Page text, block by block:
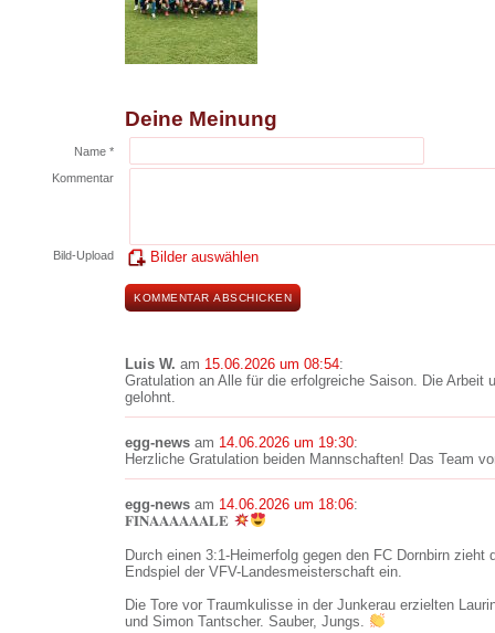
Deine Meinung
Name *
Kommentar
Bild-Upload Bilder auswählen
Luis W. am 15.06.2026 um 08:54:
Gratulation an Alle für die erfolgreiche Saison. Die Arbeit
gelohnt.
egg-news am 14.06.2026 um 19:30:
Herzliche Gratulation beiden Mannschaften! Das Team
egg-news am 14.06.2026 um 18:06:
𝐅𝐈𝐍𝐀𝐀𝐀𝐀𝐀𝐀𝐋𝐄
Durch einen 3:1-Heimerfolg gegen den FC Dornbirn
Endspiel der VFV-Landesmeisterschaft ein.
Die Tore vor Traumkulisse in der Junkerau erzielten
und Simon Tantscher. Sauber, Jungs.